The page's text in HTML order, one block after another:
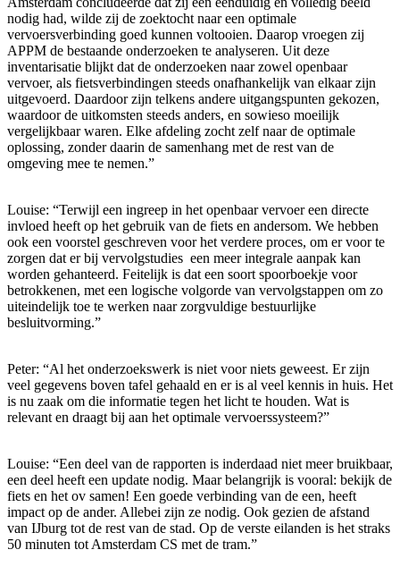
nodig had, wilde zij de zoektocht naar een optimale
vervoersverbinding goed kunnen voltooien. Daarop vroegen zij
APPM de bestaande onderzoeken te analyseren. Uit deze
inventarisatie blijkt dat de onderzoeken naar zowel openbaar
vervoer, als fietsverbindingen steeds onafhankelijk van elkaar zijn
uitgevoerd. Daardoor zijn telkens andere uitgangspunten gekozen,
waardoor de uitkomsten steeds anders, en sowieso moeilijk
vergelijkbaar waren. Elke afdeling zocht zelf naar de optimale
oplossing, zonder daarin de samenhang met de rest van de
omgeving mee te nemen.”
Louise: “Terwijl een ingreep in het openbaar vervoer een directe
invloed heeft op het gebruik van de fiets en andersom. We hebben
ook een voorstel geschreven voor het verdere proces, om er voor te
zorgen dat er bij vervolgstudies een meer integrale aanpak kan
worden gehanteerd. Feitelijk is dat een soort spoorboekje voor
betrokkenen, met een logische volgorde van vervolgstappen om zo
uiteindelijk toe te werken naar zorgvuldige bestuurlijke
besluitvorming.”
Peter: “Al het onderzoekswerk is niet voor niets geweest. Er zijn
veel gegevens boven tafel gehaald en er is al veel kennis in huis. Het
is nu zaak om die informatie tegen het licht te houden. Wat is
relevant en draagt bij aan het optimale vervoerssysteem?”
Louise: “Een deel van de rapporten is inderdaad niet meer bruikbaar,
een deel heeft een update nodig. Maar belangrijk is vooral: bekijk de
fiets en het ov samen! Een goede verbinding van de een, heeft
impact op de ander. Allebei zijn ze nodig. Ook gezien de afstand
van IJburg tot de rest van de stad. Op de verste eilanden is het straks
50 minuten tot Amsterdam CS met de tram.”